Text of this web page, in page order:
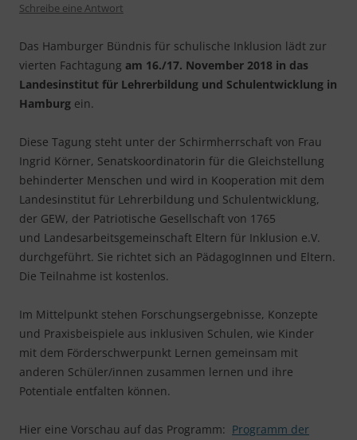
Schreibe eine Antwort
Das Hamburger Bündnis für schulische Inklusion lädt zur
vierten Fachtagung am 16./17. November 2018 in das
Landesinstitut für Lehrerbildung und Schulentwicklung in
Hamburg ein.
Diese Tagung steht unter der Schirmherrschaft von Frau
Ingrid Körner, Senatskoordinatorin für die Gleichstellung
behinderter Menschen und wird in Kooperation mit dem
Landesinstitut für Lehrerbildung und Schulentwicklung,
der GEW, der Patriotische Gesellschaft von 1765
und Landesarbeitsgemeinschaft Eltern für Inklusion e.V.
durchgeführt. Sie richtet sich an PädagogInnen und Eltern.
Die Teilnahme ist kostenlos.
Im Mittelpunkt stehen Forschungsergebnisse, Konzepte
und Praxisbeispiele aus inklusiven Schulen, wie Kinder
mit dem Förderschwerpunkt Lernen gemeinsam mit
anderen Schüler/innen zusammen lernen und ihre
Potentiale entfalten können.
Hier eine Vorschau auf das Programm: Programm der